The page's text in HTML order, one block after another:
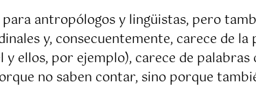
antropólogos y lingüistas, pero
y, consecuentemente, carece de la
por ejemplo), carece de palabras
no saben contar, sino porque